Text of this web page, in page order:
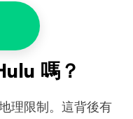
嗎？
理限制。這背後有